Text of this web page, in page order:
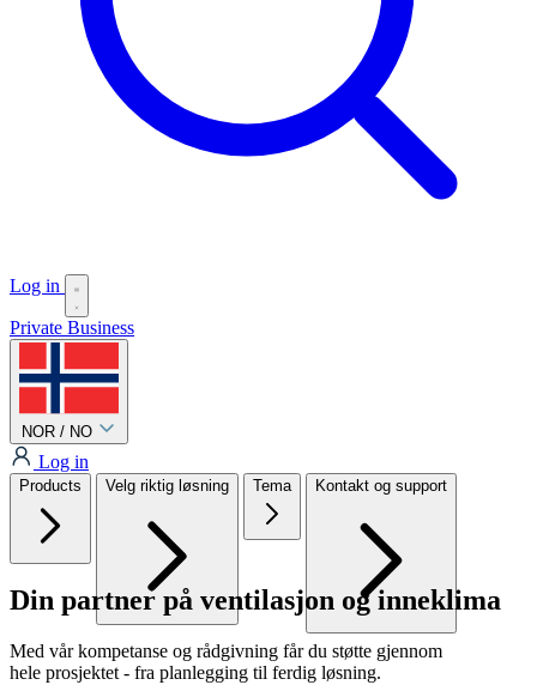
Log in
Private Business
NOR / NO
Log in
Products Velg riktig løsning Tema Kontakt og support
Din partner på ventilasjon og inneklima
Med vår kompetanse og rådgivning får du støtte gjennom
hele prosjektet - fra planlegging til ferdig løsning.